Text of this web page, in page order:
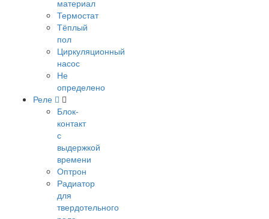
материал
Термостат
Тёплый
пол
Циркуляционный
насос
Не
определено
Реле
Блок-
контакт
с
выдержкой
времени
Оптрон
Радиатор
для
твердотельного